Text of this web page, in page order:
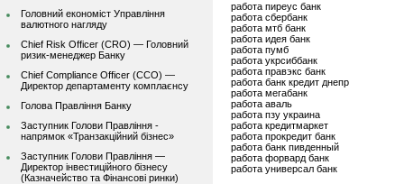
Головний економіст Управління
валютного нагляду
Chief Risk Officer (CRO) — Головний
ризик-менеджер Банку
Chief Compliance Officer (CCO) —
Директор департаменту комплаєнсу
Голова Правління Банку
Заступник Голови Правління -
напрямок «Транзакційний бізнес»
Заступник Голови Правління —
Директор інвестиційного бізнесу
(Казначейство та Фінансові ринки)
работа пиреус банк
работа сбербанк
работа мтб банк
работа идея банк
работа пумб
работа укрсиббанк
работа правэкс банк
работа банк кредит днепр
работа мегабанк
работа аваль
работа пзу украина
работа кредитмаркет
работа прокредит банк
работа банк пивденный
работа форвард банк
работа универсал банк